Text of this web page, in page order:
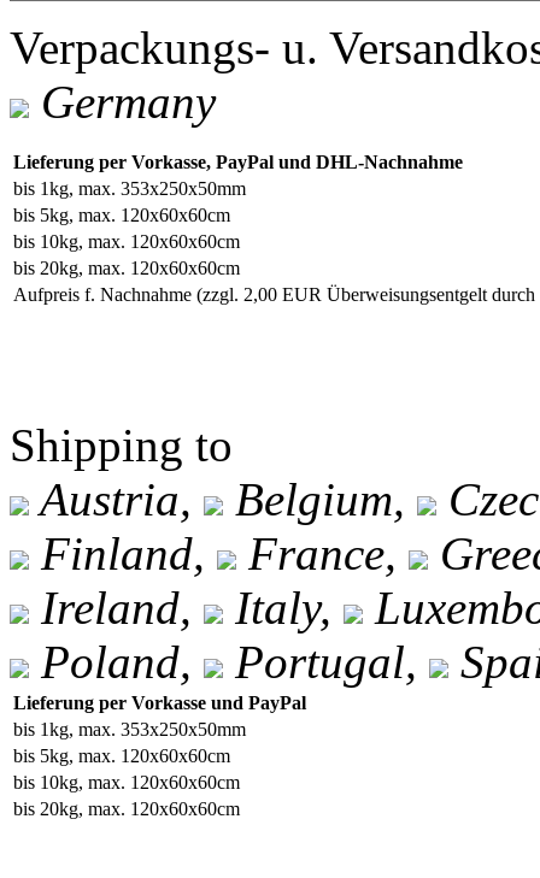
Verpackungs- u.
Germany
Lieferung per Vorkasse, PayPal und DHL-Nachnahme
bis 1kg, max. 353x250x50mm
bis 5kg, max. 120x60x60cm
bis 10kg, max. 120x60x60cm
bis 20kg, max. 120x60x60cm
Aufpreis f. Nachnahme (zzgl. 2,00 EUR Überweisungsentgelt
Shipping to
Austria,
Belgium,
Finland,
France,
Ireland,
Italy,
Poland,
Portugal,
Lieferung per Vorkasse und PayPal
bis 1kg, max. 353x250x50mm
bis 5kg, max. 120x60x60cm
bis 10kg, max. 120x60x60cm
bis 20kg, max. 120x60x60cm